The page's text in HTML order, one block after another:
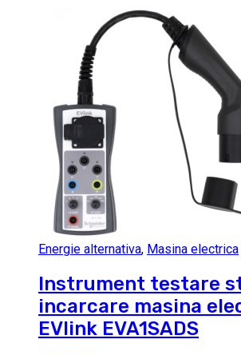
Energie alternativa, Masina electrica
Instrument testare
incarcare masina
EVlink EVA1SADS